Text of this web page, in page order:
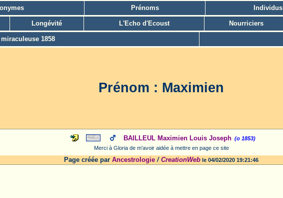
Prénoms Individus
Longévité L'Echo d'Ecoust Nourriciers
1858
Prénom : Maximien
BAILLEUL Maximien Louis Joseph (o 1853)
Merci à Gloria de m'avoir aidée à mettre en page ce site
Page créée par Ancestrologie/ CreationWeble 04/02/2020 19:21:46